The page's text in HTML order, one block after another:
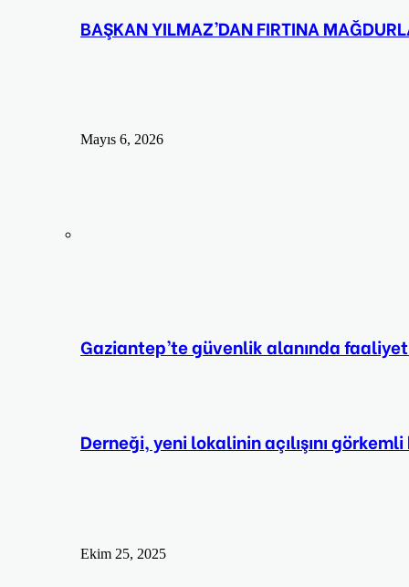
BAŞKAN YILMAZ’DAN FIRTINA
Mayıs 6, 2026
Gaziantep’te güvenlik alanında
Derneği, yeni lokalinin açılışını
Ekim 25, 2025